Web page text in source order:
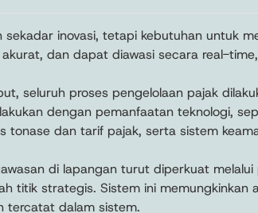
sekadar inovasi, tetapi kebutuhan untuk
dan dapat diawasi secara real-
seluruh proses pengelolaan pajak
dengan pemanfaatan teknologi,
tonase dan tarif pajak, serta sistem
di lapangan turut diperkuat
titik strategis. Sistem ini
tercatat dalam sistem.